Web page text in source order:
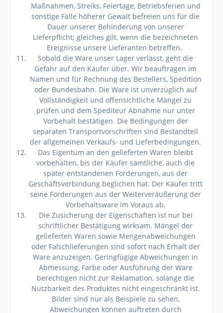
Maßnahmen, Streiks, Feiertage, Betriebsferien und
sonstige Fälle höherer Gewalt befreien uns für die
Dauer unserer Behinderung von unserer
Lieferpflicht; gleiches gilt, wenn die bezeichneten
Ereignisse unsere Lieferanten betreffen.
Sobald die Ware unser Lager verlässt, geht die
Gefahr auf den Käufer über. Wir beauftragen im
Namen und für Rechnung des Bestellers, Spedition
oder Bundesbahn. Die Ware ist unverzüglich auf
Vollständigkeit und offensichtliche Mängel zu
prüfen und dem Spediteur Abnahme nur unter
Vorbehalt bestätigen. Die Bedingungen der
separaten Transportvorschriften sind Bestandteil
der allgemeinen Verkaufs- und Lieferbedingungen.
Das Eigentum an den gelieferten Waren bleibt
vorbehalten, bis der Käufer sämtliche, auch die
später entstandenen Forderungen, aus der
Geschäftsverbindung beglichen hat. Der Käufer tritt
seine Forderungen aus der Weiterveräußerung der
Vorbehaltsware im Voraus ab.
Die Zusicherung der Eigenschaften ist nur bei
schriftlicher Bestätigung wirksam. Mängel der
gelieferten Waren sowie Mengenabweichungen
oder Falschlieferungen sind sofort nach Erhalt der
Ware anzuzeigen. Geringfügige Abweichungen in
Abmessung, Farbe oder Ausführung der Ware
berechtigen nicht zur Reklamation, solange die
Nutzbarkeit des Produktes nicht eingeschränkt ist.
Bilder sind nur als Beispiele zu sehen,
Abweichungen können auftreten durch